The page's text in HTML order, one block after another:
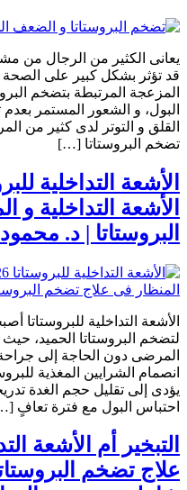
يعانى الكثير من الرجال من
قد تؤثر بشكل كبير على
المزعجة المرتبطة بتضخم
البول، و الشعور المستمر بعدم
القلق و التوتر لدى كثير
تضخم البروستاتا […]
الأشعة التداخلية
البروستاتا | د.
الأشعة التداخلية للبروستاتا
لتضخم البروستاتا الحميد، حيث
المرضى دون الحاجة إلى جراحة
انصمام الشرايين المغذية
يؤدى إلى تقليل حجم الغدة
احتباس البول مع فترة تعافٍ
التبخير أم الأشعة
علاج تضخم